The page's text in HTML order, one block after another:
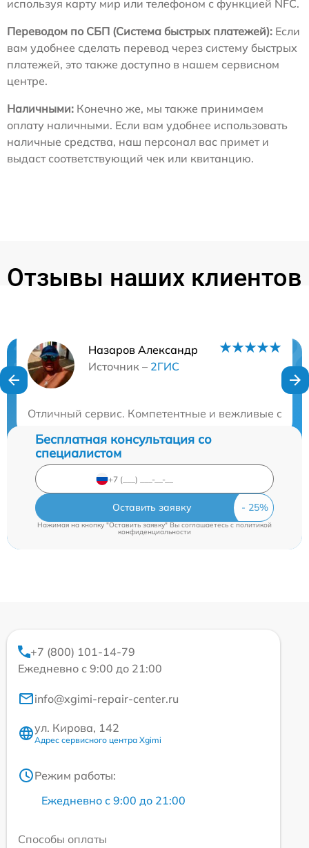
используя карту мир или телефоном с функцией NFC.
Переводом по СБП (Система быстрых платежей): Если
вам удобнее сделать перевод через систему быстрых
платежей, это также доступно в нашем сервисном
центре.
Наличными: Конечно же, мы также принимаем
оплату наличными. Если вам удобнее использовать
наличные средства, наш персонал вас примет и
выдаст соответствующий чек или квитанцию.
Отзывы наших клиентов
Назаров Александр
Источник – 2ГИС
Отличный сервис. Компетентные и вежливые
Нужна консультация?
Бесплатная консультация со
специалистом
Оставить заявку
Нажимая на кнопку "Оставить заявку" Вы соглашаетесь cполитикой
конфиденциальности
+7 (800) 101-14-79
Ежедневно с 9:00 до 21:00
info@xgimi-repair-center.ru
ул. Кирова, 142
Адрес сервисного центра Xgimi
Режим работы:
Ежедневно с 9:00 до 21:00
Способы оплаты